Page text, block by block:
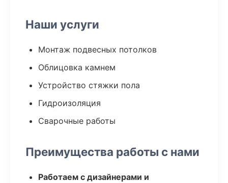
Наши услуги
Монтаж подвесных потолков
Облицовка камнем
Устройство стяжки пола
Гидроизоляция
Сварочные работы
Преимущества работы с нами
Работаем с дизайнерами и